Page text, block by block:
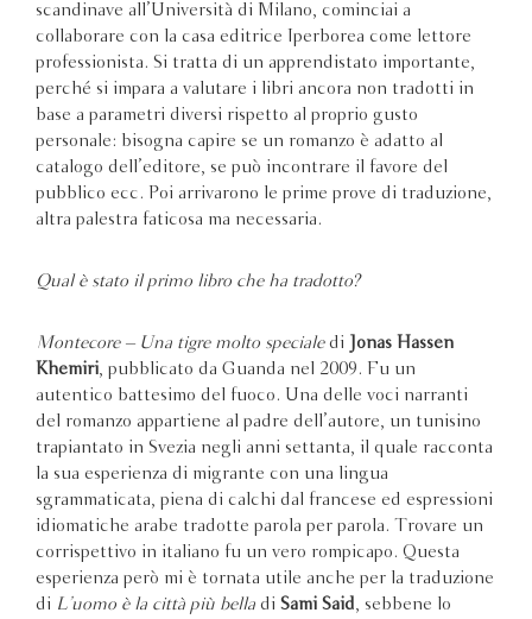
scandinave all’Università di Milano, cominciai a
collaborare con la casa editrice Iperborea come lettore
professionista. Si tratta di un apprendistato importante,
perché si impara a valutare i libri ancora non tradotti in
base a parametri diversi rispetto al proprio gusto
personale: bisogna capire se un romanzo è adatto al
catalogo dell’editore, se può incontrare il favore del
pubblico ecc. Poi arrivarono le prime prove di traduzione,
altra palestra faticosa ma necessaria.
Qual è stato il primo libro che ha tradotto?
Montecore – Una tigre molto specialedi
Jonas Hassen
Khemiri , pubblicato da Guanda nel 2009. Fu un
autentico battesimo del fuoco. Una delle voci narranti
del romanzo appartiene al padre dell’autore, un tunisino
trapiantato in Svezia negli anni settanta, il quale racconta
la sua esperienza di migrante con una lingua
sgrammaticata, piena di calchi dal francese ed espressioni
idiomatiche arabe tradotte parola per parola. Trovare un
corrispettivo in italiano fu un vero rompicapo. Questa
esperienza però mi è tornata utile anche per la traduzione
di L’uomo è la città più bella di Sami Said
, sebbene lo